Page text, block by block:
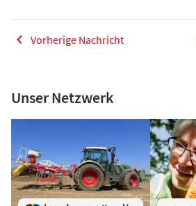
Vorherige Nachricht
Unser Netzwerk